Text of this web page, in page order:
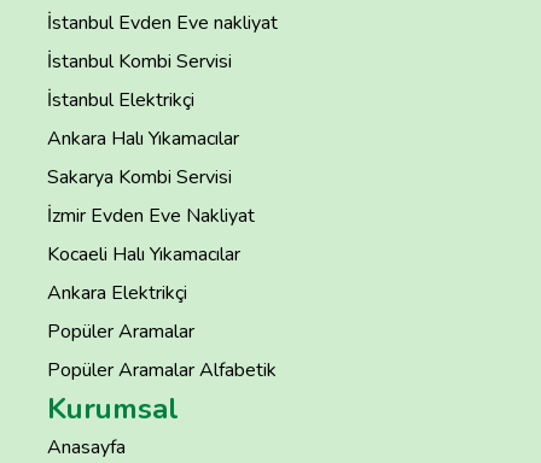
İstanbul Evden Eve nakliyat
İstanbul Kombi Servisi
İstanbul Elektrikçi
Ankara Halı Yıkamacılar
Sakarya Kombi Servisi
İzmir Evden Eve Nakliyat
Kocaeli Halı Yıkamacılar
Ankara Elektrikçi
Popüler Aramalar
Popüler Aramalar Alfabetik
Kurumsal
Anasayfa